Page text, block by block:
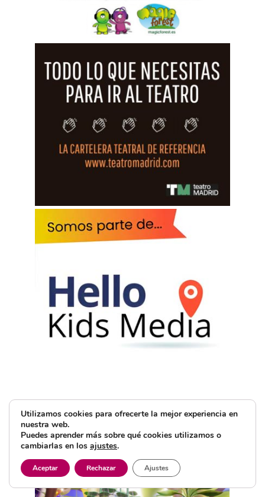
Utilizamos cookies para ofrecerte la mejor experiencia en
nuestra web.
Puedes aprender más sobre qué cookies utilizamos o
cambiarlas en los ajustes.
Aceptar Rechazar Ajustes